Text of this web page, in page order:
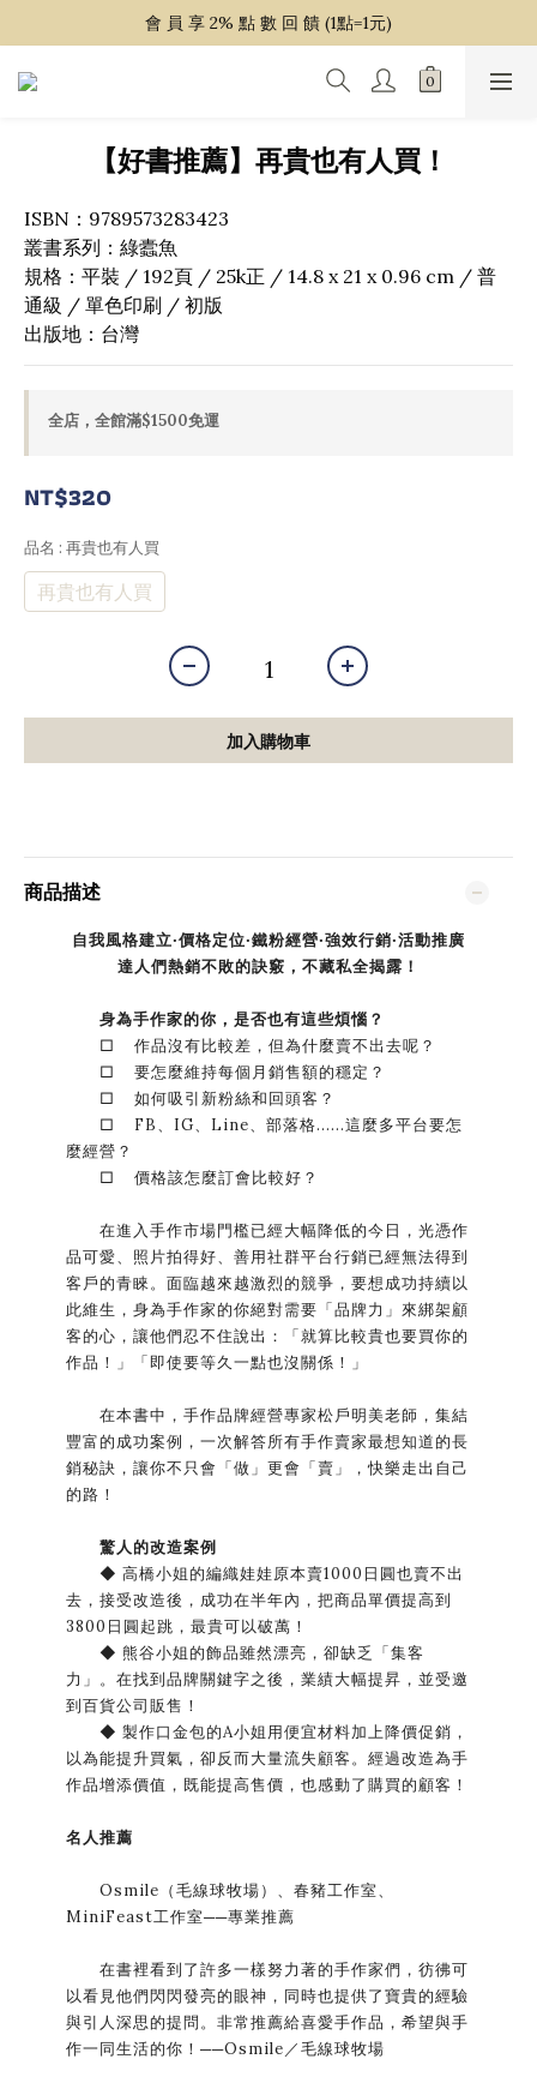
~ 單 筆 消 費 滿 $ 1 5 0 0 免 運 費 ~
會 員 享 2% 點 數 回 饋 (1點=1元)
~ 單 筆 消 費 滿 $ 1 5 0 0 免 運 費 ~
【好書推薦】再貴也有人買！
ISBN：9789573283423
叢書系列：綠蠹魚
規格：平裝 / 192頁 / 25k正 / 14.8 x 21 x 0.96 cm / 普
通級 / 單色印刷 / 初版
出版地：台灣
全店，全館滿$1500免運
NT$320
品名 : 再貴也有人買
再貴也有人買
加入購物車
商品描述
自我風格建立‧價格定位‧鐵粉經營‧強效行銷‧活動推廣
達人們熱銷不敗的訣竅，不藏私全揭露！
身為手作家的你，是否也有這些煩惱？
□ 作品沒有比較差，但為什麼賣不出去呢？
□ 要怎麼維持每個月銷售額的穩定？
□ 如何吸引新粉絲和回頭客？
□ FB、IG、Line、部落格……這麼多平台要怎
麼經營？
□ 價格該怎麼訂會比較好？
在進入手作市場門檻已經大幅降低的今日，光憑作
品可愛、照片拍得好、善用社群平台行銷已經無法得到
客戶的青睞。面臨越來越激烈的競爭，要想成功持續以
此維生，身為手作家的你絕對需要「品牌力」來綁架顧
客的心，讓他們忍不住說出：「就算比較貴也要買你的
作品！」「即使要等久一點也沒關係！」
在本書中，手作品牌經營專家松戶明美老師，集結
豐富的成功案例，一次解答所有手作賣家最想知道的長
銷秘訣，讓你不只會「做」更會「賣」，快樂走出自己
的路！
驚人的改造案例
◆ 高橋小姐的編織娃娃原本賣1000日圓也賣不出
去，接受改造後，成功在半年內，把商品單價提高到
3800日圓起跳，最貴可以破萬！
◆ 熊谷小姐的飾品雖然漂亮，卻缺乏「集客
力」。在找到品牌關鍵字之後，業績大幅提昇，並受邀
到百貨公司販售！
◆ 製作口金包的A小姐用便宜材料加上降價促銷，
以為能提升買氣，卻反而大量流失顧客。經過改造為手
作品增添價值，既能提高售價，也感動了購買的顧客！
名人推薦
Osmile（毛線球牧場）、春豬工作室、
MiniFeast工作室──專業推薦
在書裡看到了許多一樣努力著的手作家們，彷彿可
以看見他們閃閃發亮的眼神，同時也提供了寶貴的經驗
與引人深思的提問。非常推薦給喜愛手作品，希望與手
作一同生活的你！──Osmile／毛線球牧場